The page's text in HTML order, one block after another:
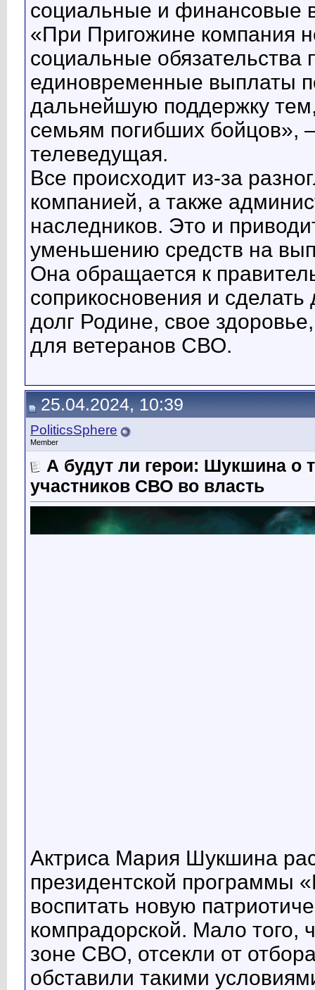
социальные и финансовые
«При Пригожине компания
социальные
единовременные выплаты
дальнейшую поддержку
семьям погибших бойцов»,
телеведущая.
Все происходит из-за
компанией, а также
наследников. Это и
уменьшению средств на
Она обращается к
соприкосновения и
долг Родине, свое
для ветеранов СВО.
25.04.2024, 10:39
PoliticsSphere
Member
А будут ли герои: Шукшина о
участников СВО во власть
Актриса Мария Шукшина
президентской программы
воспитать новую
компрадорской. Мало того,
зоне СВО, отсекли от
обставили такими